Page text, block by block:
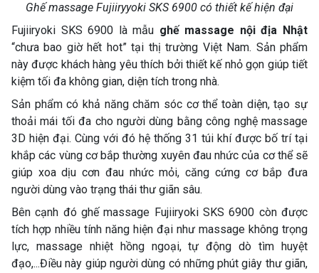
Ghế massage Fujiiryyoki SKS 6900 có thiết kế hiện đại
Fujiiryoki SKS 6900 là mẫu ghế massage nội địa Nhật
“chưa bao giờ hết hot” tại thị trường Việt Nam. Sản phẩm
này được khách hàng yêu thích bởi thiết kế nhỏ gọn giúp tiết
kiệm tối đa không gian, diện tích trong nhà.
Sản phẩm có khả năng chăm sóc cơ thể toàn diện, tạo sự
thoải mái tối đa cho người dùng bằng công nghệ massage
3D hiện đại. Cùng với đó hệ thống 31 túi khí được bố trí tại
khắp các vùng cơ bắp thường xuyên đau nhức của cơ thể sẽ
giúp xoa dịu cơn đau nhức mỏi, căng cứng cơ bắp đưa
người dùng vào trạng thái thư giãn sâu.
Bên cạnh đó ghế massage Fujiiryoki SKS 6900 còn được
tích hợp nhiều tính năng hiện đại như massage không trọng
lực, massage nhiệt hồng ngoại, tự động dò tìm huyệt
đạo,...Điều này giúp người dùng có những phút giây thư giãn,